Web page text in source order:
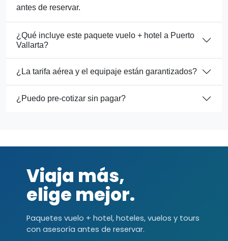
antes de reservar.
¿Qué incluye este paquete vuelo + hotel a Puerto
Vallarta?
¿La tarifa aérea y el equipaje están garantizados?
¿Puedo pre-cotizar sin pagar?
Viaja más,
elige mejor.
Paquetes vuelo + hotel, hoteles, vuelos y tours
con asesoría antes de reservar.